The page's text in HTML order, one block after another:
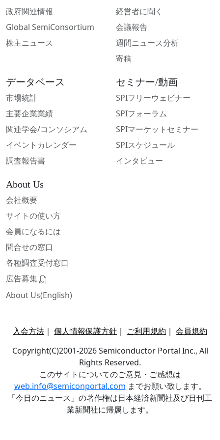
政府関連情報
Global SemiConsortium
株主ニュース
経営者に聞く
会議報告
週間ニュース分析
寄稿
データベース
市場統計
主要企業業績
関連学会/コンソシアム
イベントカレンダー
調査報告書
セミナー/動画
SPIフリーウェビナー
SPIフォーラム
SPIマーケットセミナー
SPIスケジュール
インタビュー
About Us
会社概要
サイトの使い方
会員になるには
問合せの窓口
各種調査受付窓口
広告募集
About Us(English)
入会方法 ｜ 個人情報保護方針 ｜ ご利用規約 ｜ 会員規約
Copyright(C)2001-2026 Semiconductor Portal Inc., All
Rights Reserved.
このサイトについてのご意見・ご感想は
web.info@semiconportal.com までお願い致します。
「今日のニュース」の著作権は日本経済新聞社及び日刊工
業新聞社に帰属します。